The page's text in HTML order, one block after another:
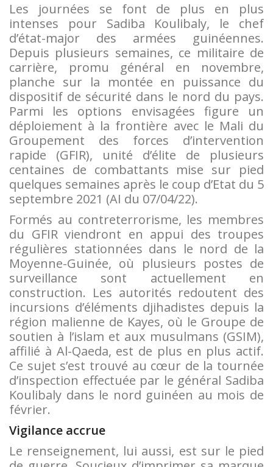
Les journées se font de plus en plus
intenses pour Sadiba Koulibaly, le chef
d’état-major des armées guinéennes.
Depuis plusieurs semaines, ce militaire de
carrière, promu général en novembre,
planche sur la montée en puissance du
dispositif de sécurité dans le nord du pays.
Parmi les options envisagées figure un
déploiement à la frontière avec le Mali du
Groupement des forces d’intervention
rapide (GFIR), unité d’élite de plusieurs
centaines de combattants mise sur pied
quelques semaines après le coup d’Etat du 5
septembre 2021 (AI du 07/04/22).
Formés au contreterrorisme, les membres
du GFIR viendront en appui des troupes
régulières stationnées dans le nord de la
Moyenne-Guinée, où plusieurs postes de
surveillance sont actuellement en
construction. Les autorités redoutent des
incursions d’éléments djihadistes depuis la
région malienne de Kayes, où le Groupe de
soutien à l’islam et aux musulmans (GSIM),
affilié à Al-Qaeda, est de plus en plus actif.
Ce sujet s’est trouvé au cœur de la tournée
d’inspection effectuée par le général Sadiba
Koulibaly dans le nord guinéen au mois de
février.
Vigilance accrue
Le renseignement, lui aussi, est sur le pied